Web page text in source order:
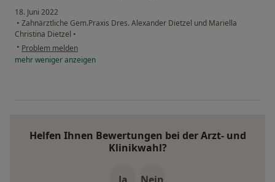
18. Juni 2022
• Zahnärztliche Gem.Praxis Dres. Alexander Dietzel und Mariella
Christina Dietzel •
• Problem melden
mehrwenigeranzeigen
Helfen Ihnen Bewertungen bei der Arzt- und
Klinikwahl?